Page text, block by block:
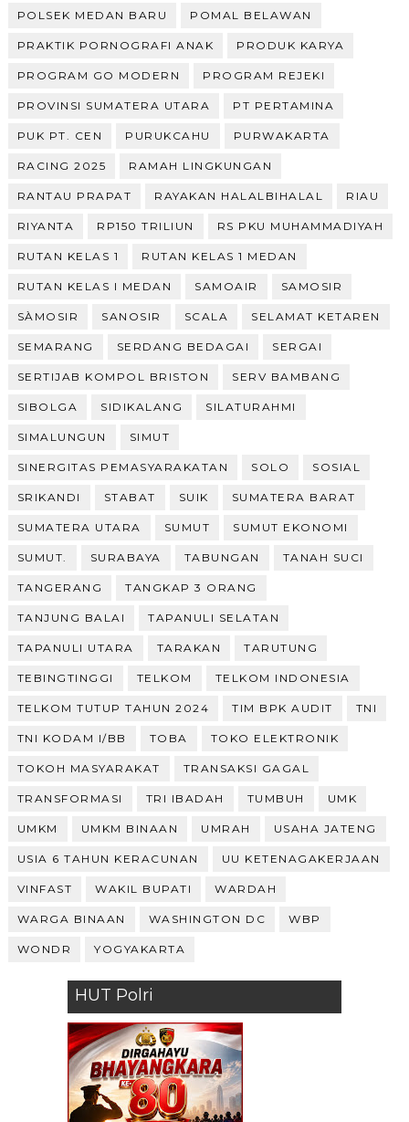
POLSEK MEDAN BARU POMAL BELAWAN
PRAKTIK PORNOGRAFI ANAK PRODUK KARYA
PROGRAM GO MODERN PROGRAM REJEKI
PROVINSI SUMATERA UTARA PT PERTAMINA
PUK PT. CEN PURUKCAHU PURWAKARTA
RACING 2025 RAMAH LINGKUNGAN
RANTAU PRAPAT RAYAKAN HALALBIHALAL RIAU
RIYANTA RP150 TRILIUN RS PKU MUHAMMADIYAH
RUTAN KELAS 1 RUTAN KELAS 1 MEDAN
RUTAN KELAS I MEDAN SAMOAIR SAMOSIR
SÀMOSIR SANOSIR SCALA SELAMAT KETAREN
SEMARANG SERDANG BEDAGAI SERGAI
SERTIJAB KOMPOL BRISTON SERV BAMBANG
SIBOLGA SIDIKALANG SILATURAHMI
SIMALUNGUN SIMUT
SINERGITAS PEMASYARAKATAN SOLO SOSIAL
SRIKANDI STABAT SUIK SUMATERA BARAT
SUMATERA UTARA SUMUT SUMUT EKONOMI
SUMUT. SURABAYA TABUNGAN TANAH SUCI
TANGERANG TANGKAP 3 ORANG
TANJUNG BALAI TAPANULI SELATAN
TAPANULI UTARA TARAKAN TARUTUNG
TEBINGTINGGI TELKOM TELKOM INDONESIA
TELKOM TUTUP TAHUN 2024 TIM BPK AUDIT TNI
TNI KODAM I/BB TOBA TOKO ELEKTRONIK
TOKOH MASYARAKAT TRANSAKSI GAGAL
TRANSFORMASI TRI IBADAH TUMBUH UMK
UMKM UMKM BINAAN UMRAH USAHA JATENG
USIA 6 TAHUN KERACUNAN UU KETENAGAKERJAAN
VINFAST WAKIL BUPATI WARDAH
WARGA BINAAN WASHINGTON DC WBP
WONDR YOGYAKARTA
HUT Polri